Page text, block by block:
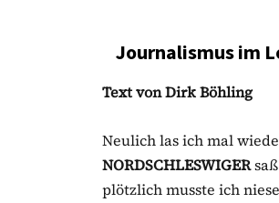
Journalismus im
Text von Dirk Böhling
Neulich las ich mal
NORDSCHLESWIGER
plötzlich musste ich